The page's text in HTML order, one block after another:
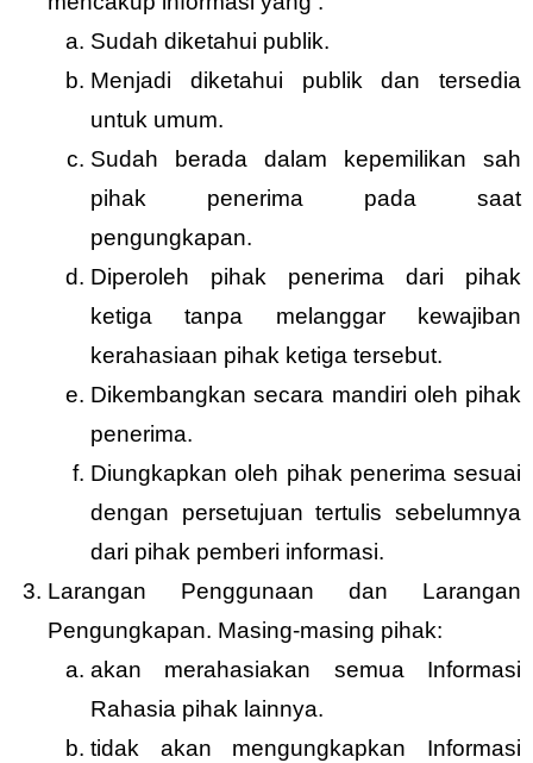
Sudah diketahui publik.
Menjadi diketahui publik dan tersedia
untuk umum.
Sudah berada dalam kepemilikan sah
pihak penerima pada saat
pengungkapan.
Diperoleh pihak penerima dari pihak
ketiga tanpa melanggar kewajiban
kerahasiaan pihak ketiga tersebut.
Dikembangkan secara mandiri oleh pihak
penerima.
Diungkapkan oleh pihak penerima sesuai
dengan persetujuan tertulis sebelumnya
dari pihak pemberi informasi.
Larangan Penggunaan dan Larangan
Pengungkapan. Masing-masing pihak:
akan merahasiakan semua Informasi
Rahasia pihak lainnya.
tidak akan mengungkapkan Informasi